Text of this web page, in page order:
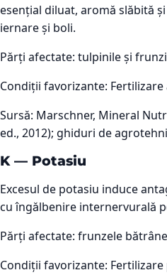
esențial diluat, aromă slăbită
iernare și boli.
Părți afectate: tulpinile și
Condiții favorizante: Fertilizare
Sursă: Marschner, Mineral
ed., 2012); ghiduri de
K — Potasiu
Excesul de potasiu induce
cu îngălbenire internervurală
Părți afectate: frunzele bătrâne
Condiții favorizante: